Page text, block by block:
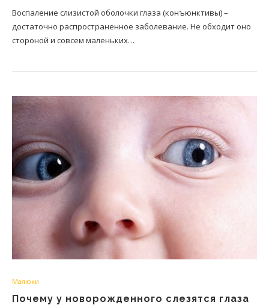
Воспаление слизистой оболочки глаза (конъюнктивы) –
достаточно распространенное заболевание. Не обходит оно
стороной и совсем маленьких…
Малюки
Почему у новорожденного слезятся глаза